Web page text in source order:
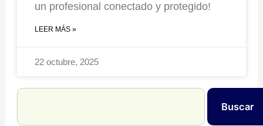
un profesional conectado y protegido!
LEER MÁS »
22 octubre, 2025
Search
Buscar